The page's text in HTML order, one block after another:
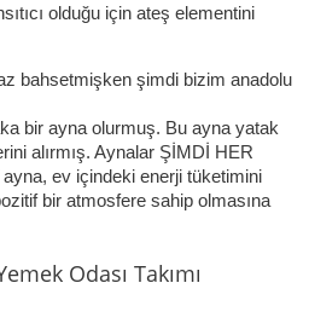
olduğu için ateş elementini
bahsetmişken şimdi bizim anadolu
bir ayna olurmuş. Bu ayna yatak
alırmış. Aynalar ŞİMDİ HER
ev içindeki enerji tüketimini
bir atmosfere sahip olmasına
Odası Takımı